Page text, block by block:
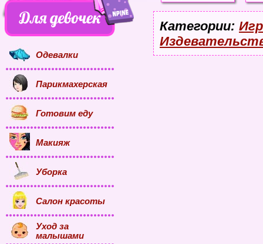
Категории:
Одевалки
Парикмахерская
Готовим еду
Макияж
Уборка
Салон красоты
Уход за
малышами